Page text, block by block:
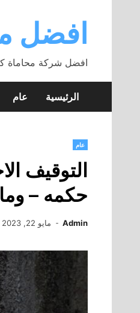
contentافضل
افضل شركة محاماة
الرئيسية عام
عام
التوقيف
حكمه –
Admin مايو 22, 2023